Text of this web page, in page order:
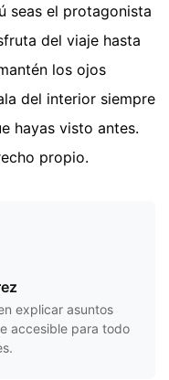
seas el protagonista
del viaje hasta
los ojos
del interior siempre
hayas visto antes.
propio.
explicar asuntos
accesible para todo